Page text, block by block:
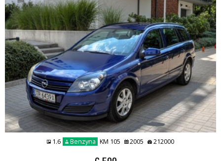
1.6 Benzyna KM 105 2005 212000